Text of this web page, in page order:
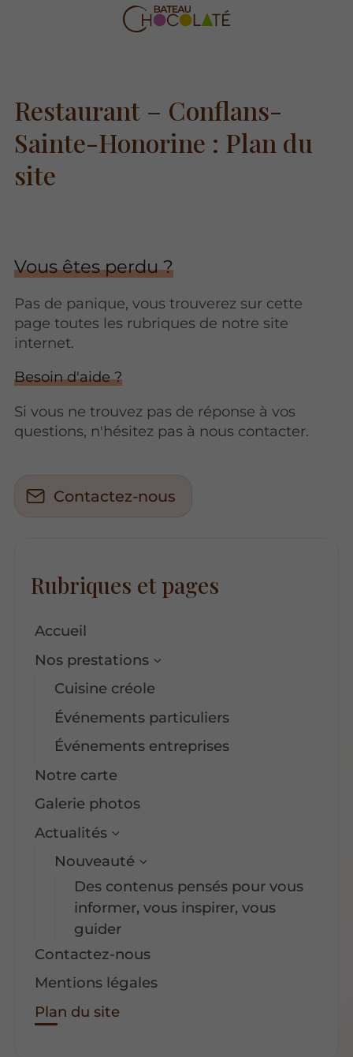
Restaurant – Conflans-
Sainte-Honorine : Plan du
site
Vous êtes perdu ?
Pas de panique, vous trouverez sur cette
page toutes les rubriques de notre site
internet.​​
Besoin d'aide ?
Si vous ne trouvez pas de réponse à vos
questions, n'hésitez pas à nous contacter.
Contactez-nous
Rubriques et pages
Accueil
Nos prestations
Cuisine créole
Événements particuliers
Événements entreprises
Notre carte
Galerie photos
Actualités
Nouveauté
Des contenus pensés pour vous
informer, vous inspirer, vous
guider
Contactez-nous
Mentions légales
Plan du site